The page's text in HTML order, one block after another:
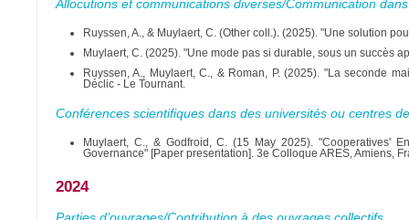
Allocutions et communications diverses/Communication
Ruyssen, A., & Muylaert, C. (Other coll.). (2025). "Une solution
Muylaert, C. (2025). "Une mode pas si durable, sous un succès
Ruyssen, A., Muylaert, C., & Roman, P. (2025). "La seconde
Déclic - Le Tournant.
Conférences scientifiques dans des universités ou centres
Muylaert, C., & Godfroid, C. (15 May 2025). "Cooperatives'
Governance" [Paper presentation]. 3e Colloque ARES, Amiens,
2024